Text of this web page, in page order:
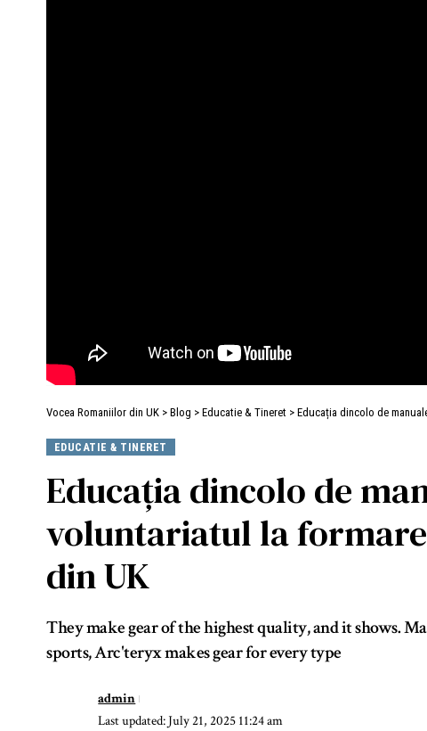
Vocea Romaniilor din UK > Blog > Educatie & Tineret > Educația dincolo de
EDUCATIE & TINERET
Educația dincolo de
voluntariatul la
din UK
They make gear of the highest quality, and it shows.
sports, Arc'teryx makes gear for every type
Last updated: July 21, 2025 11:24 am
admin